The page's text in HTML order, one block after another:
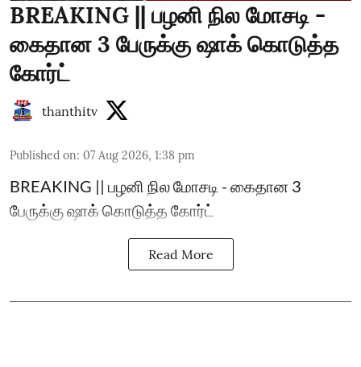
BREAKING || பழனி நில மோசடி -
கைதான 3 பேருக்கு ஷாக் கொடுத்த
கோர்ட்
thanthitv
Published on: 07 Aug 2026, 1:38 pm
BREAKING || பழனி நில மோசடி - கைதான 3
பேருக்கு ஷாக் கொடுத்த கோர்ட்
Read More